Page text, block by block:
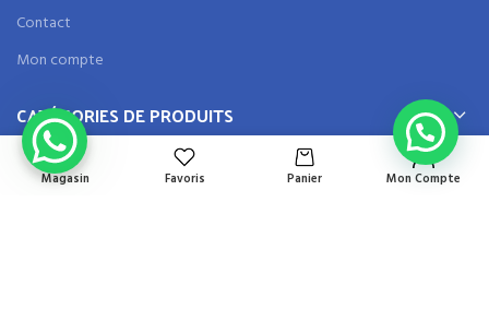
Contact
Mon compte
CATÉGORIES DE PRODUITS
Magasin Favoris Panier Mon Compte